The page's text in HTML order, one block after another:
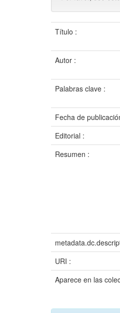
Título :
Autor :
Palabras clave :
Fecha de
Editorial :
Resumen :
URI :
Aparece en las